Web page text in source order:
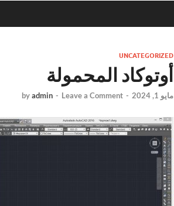
UNCATEGORIZED
أوتوكاد المحمولة
مايو 1, 2024 -
byadmin - Leave a Comment